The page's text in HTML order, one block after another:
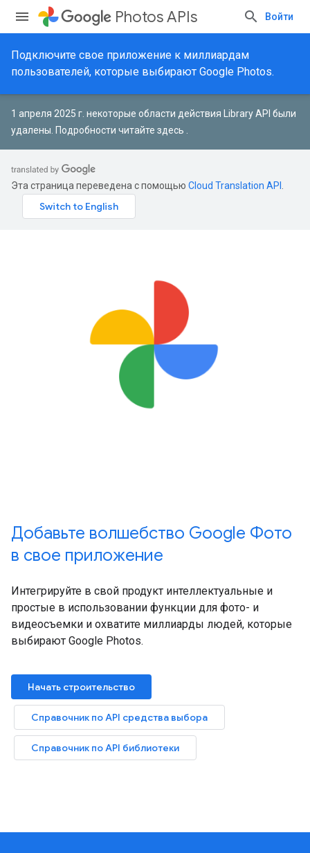
Photos APIs Войти
Подключите свое приложение к миллиардам
пользователей, которые выбирают Google Photos.
1 апреля 2025 г. некоторые области действия Library API были
удалены. Подробности читайте здесь
Эта страница переведена с помощью Cloud Translation API
Добавьте волшебство Google Фото
в свое приложение
Интегрируйте в свой продукт интеллектуальные и
простые в использовании функции для фото- и
видеосъемки и охватите миллиарды людей, которые
выбирают Google Photos.
Начать строительство
Справочник по API средства выбора
Справочник по API библиотеки